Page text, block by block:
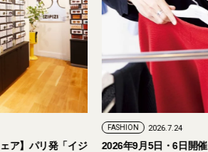
【おしゃれな大人のアイウェア】パリ発「イジ